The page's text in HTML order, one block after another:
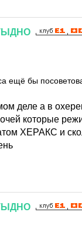
ещё бы
деле а в
которые
ХЕРАКС и